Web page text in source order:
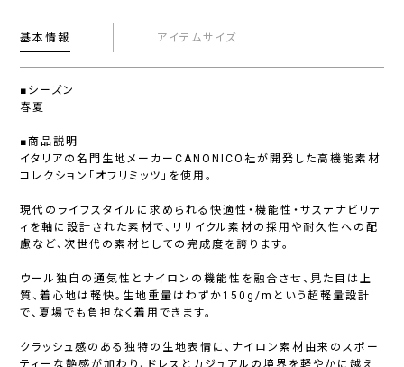
基本情報 アイテムサイズ
■シーズン
春夏
■商品説明
イタリアの名門生地メーカーCANONICO社が開発した高機能素材
コレクション「オフリミッツ」を使用。
現代のライフスタイルに求められる快適性・機能性・サステナビリテ
ィを軸に設計された素材で、リサイクル素材の採用や耐久性への配
慮など、次世代の素材としての完成度を誇ります。
ウール独自の通気性とナイロンの機能性を融合させ、見た目は上
質、着心地は軽快。生地重量はわずか150g/mという超軽量設計
で、夏場でも負担なく着用できます。
クラッシュ感のある独特の生地表情に、ナイロン素材由来のスポー